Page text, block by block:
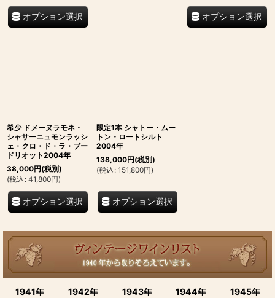
オプション選択 オプション選択
希少 ドメーヌラモネ・
シャサーニュモンラッシ
ェ・クロ・ド・ラ・ブー
ドリオット2004年
38,000円(税別)
(税込 : 41,800円)
オプション選択
限定1本 シャトー・ムー
トン・ロートシルト
2004年
138,000円(税別)
(税込 : 151,800円)
オプション選択
1941年 1942年 1943年 1944年 1945年